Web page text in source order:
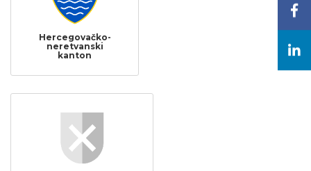
Hercegovačko-
neretvanski
kanton